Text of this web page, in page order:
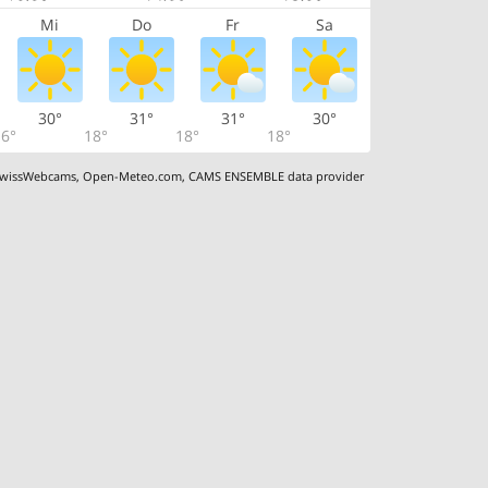
Mi Do Fr Sa
30°
18°
31°
18°
31°
18°
30°
,Open-Meteo.com,CAMS ENSEMBLE data provider